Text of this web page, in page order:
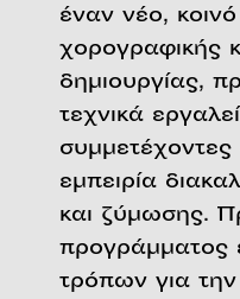
έναν νέο,
χορογραφικής
δημιουργίας,
τεχνικά
εμπειρία
και ζύμωσης.
προγράμματος
τρόπων για την